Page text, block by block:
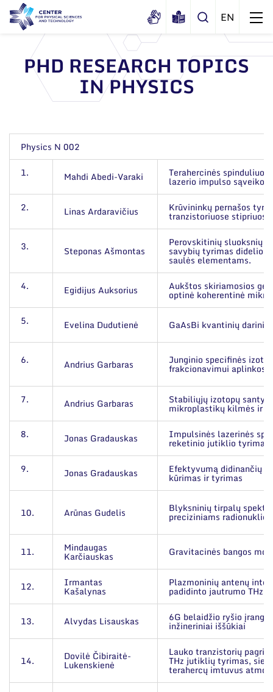
About us
History
Certificates
Documents
Membership in national and
international organizations and
Administration
Scientific Board
International Advisory Board
Scientific Divisions
News
Events and ads
General contacts
Employee contacts
PHD RESEARCH TOPICS
IN PHYSICS
Physics N 002
1.
Mahdi Abedi-Varaki Terahercinės
lazerio impulso
2.
Linas Ardaravičius Krūvininkų pernašos
tranzistoriuose
3. Steponas Ašmontas
Perovskitinių sluoksnių
savybių tyrimas didelio
saulės elementams.
4.
Egidijus Auksorius Aukštos skiriamosios
optinė koherentinė
5.
Evelina Dudutienė GaAsBi kvantinių
6. Andrius Garbaras Junginio specifinės
frakcionavimui aplinkos
7. Andrius Garbaras Stabiliųjų izotopų
mikroplastikų kilmės ir
8.
Jonas Gradauskas Impulsinės lazerinės
reketinio jutiklio tyrimas
9.
Jonas Gradauskas Efektyvumą didinančių
kūrimas ir tyrimas
10. Arūnas Gudelis Blyksninių tirpalų
preciziniams
11. Mindaugas
Karčiauskas Gravitacinės bangos
12. Irmantas
Kašalynas
Plazmoninių antenų
padidinto jautrumo THz
13. Alvydas Lisauskas 6G belaidžio ryšio
inžineriniai iššūkiai
14. Dovilė Čibiraitė-
Lukenskienė
Lauko tranzistorių
THz jutiklių tyrimas,
terahercų imtuvus